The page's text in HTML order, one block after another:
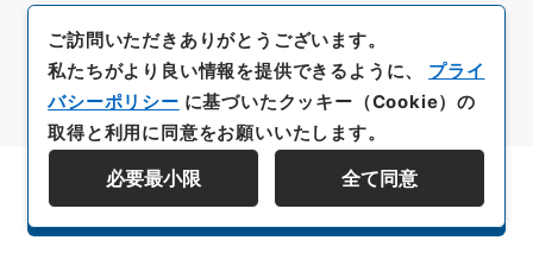
資料群階層を表示する
ご訪問いただきありがとうございます。
私たちがより良い情報を提供できるように、 プライ
バシーポリシー に基づいたクッキー（Cookie）の
取得と利用に同意をお願いいたします。
必要最小限 全て同意